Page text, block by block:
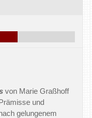
von Marie Graßhoff
und
gelungenem